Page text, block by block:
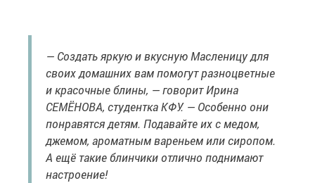
— Создать яркую и вкусную Масленицу для
своих домашних вам помогут разноцветные
и красочные блины, — говорит Ирина
СЕМЁНОВА, студентка КФУ. — Особенно они
понравятся детям. Подавайте их с медом,
джемом, ароматным вареньем или сиропом.
А ещё такие блинчики отлично поднимают
настроение!